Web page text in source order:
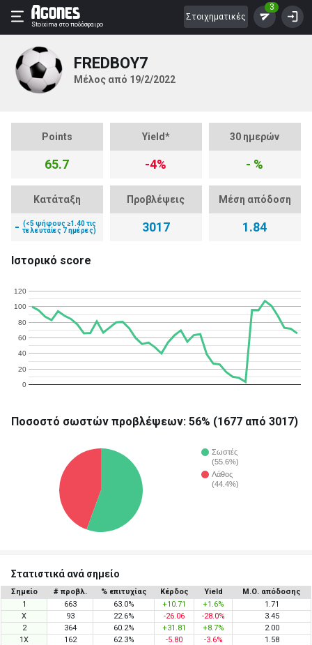
Stoixima στο ποδόσφαιρο
Στοιχηματικές
3
FREDBOY7
Μέλος από 19/2/2022
Points
65.7
Yield*
-4%
30 ημερών
- %
Κατάταξη
- (<5 ψήφους ≥1.40 τις
τελευταίες 7 ημέρες)
Προβλέψεις
3017
Μέση απόδοση
1.84
Ιστορικό score
0
20
40
60
80
100
120
Ποσοστό σωστών προβλέψεων: 56% (1677 από 3017)
Σωστές
(55.6%)
Λάθος
(44.4%)
Στατιστικά ανά σημείο
Σημείο # προβλ. % επιτυχίας Κέρδος Yield
Μ.Ο. απόδοσης
1
663 63.0% +10.71 +1.6%
1.71
X
93 22.6% -26.06 -28.0%
3.45
2
364 60.2% +31.81 +8.7%
2.00
1X
162 62.3% -5.80 -3.6%
1.58